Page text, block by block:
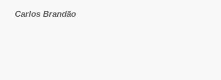
Carlos Brandão